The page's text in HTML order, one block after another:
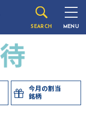
SEARCH MENU
今月の割当
銘柄